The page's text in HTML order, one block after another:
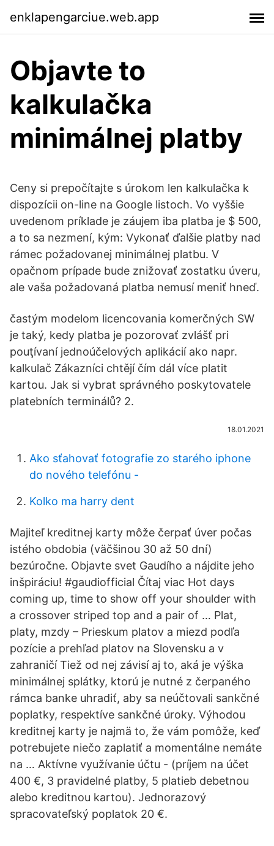
enklapengarciue.web.app
Objavte to
kalkulačka
minimálnej platby
Ceny si prepočítajte s úrokom len kalkulačka k
dispozícii on-line na Google listoch. Vo vyššie
uvedenom príklade je záujem iba platba je $ 500,
a to sa nezmení, kým: Vykonať ďalšie platby nad
rámec požadovanej minimálnej platbu. V
opačnom prípade bude znižovať zostatku úveru,
ale vaša požadovaná platba nemusí meniť hneď.
častým modelom licencovania komerčných SW
je taký, kedy platba je pozorovať zvlášť pri
pouţívaní jednoúčelových aplikácií ako napr.
kalkulač Zákazníci chtějí čím dál více platit
kartou. Jak si vybrat správného poskytovatele
platebních terminálů? 2.
18.01.2021
Ako sťahovať fotografie zo starého iphone
do nového telefónu -
Kolko ma harry dent
Majiteľ kreditnej karty môže čerpať úver počas
istého obdobia (väčšinou 30 až 50 dní)
bezúročne. Objavte svet Gaudího a nájdite jeho
inšpiráciu! #gaudiofficial Čítaj viac Hot days
coming up, time to show off your shoulder with
a crossover striped top and a pair of … Plat,
platy, mzdy – Prieskum platov a miezd podľa
pozície a prehľad platov na Slovensku a v
zahraničí Tiež od nej závisí aj to, aká je výška
minimálnej splátky, ktorú je nutné z čerpaného
rámca banke uhradiť, aby sa neúčtovali sankčné
poplatky, respektíve sankčné úroky. Výhodou
kreditnej karty je najmä to, že vám pomôže, keď
potrebujete niečo zaplatiť a momentálne nemáte
na … Aktívne využívanie účtu - (príjem na účet
400 €, 3 pravidelné platby, 5 platieb debetnou
alebo kreditnou kartou). Jednorazový
spracovateľský poplatok 20 €.